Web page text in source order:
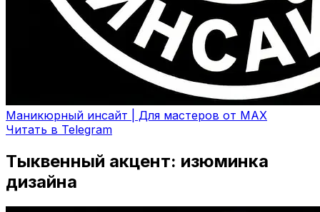
Маникюрный инсайт | Для мастеров от MAX
Читать в Telegram
Тыквенный акцент: изюминка
дизайна